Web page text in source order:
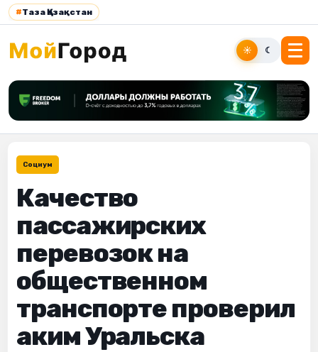
#Таза Қазақстан
☀ ☾
Социум
Качество
пассажирских
перевозок на
общественном
транспорте проверил
аким Уральска